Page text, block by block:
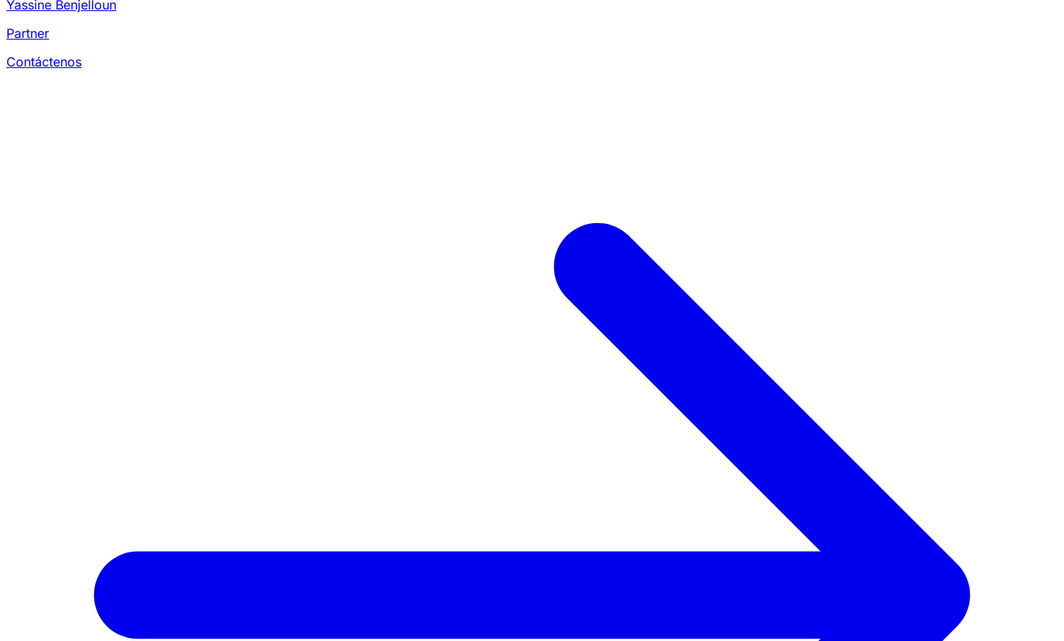
Yassine Benjelloun
Partner
Contáctenos